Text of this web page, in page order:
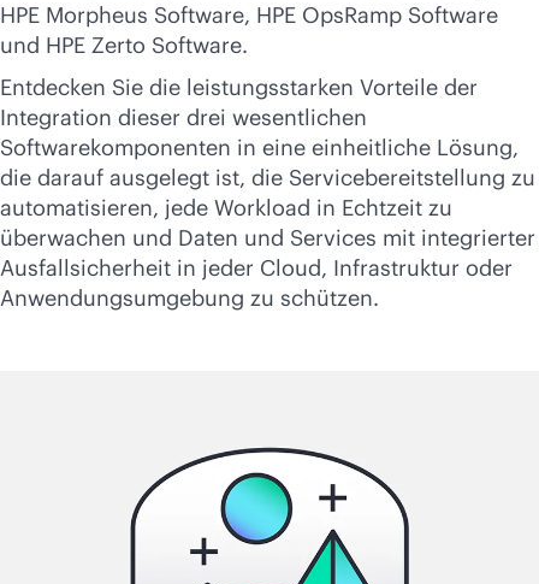
HPE Morpheus Software, HPE OpsRamp Software
und HPE Zerto Software.
Entdecken Sie die leistungsstarken Vorteile der
Integration dieser drei wesentlichen
Softwarekomponenten in eine einheitliche Lösung,
die darauf ausgelegt ist, die Servicebereitstellung zu
automatisieren, jede Workload in Echtzeit zu
überwachen und Daten und Services mit integrierter
Ausfallsicherheit in jeder Cloud, Infrastruktur oder
Anwendungsumgebung zu schützen.